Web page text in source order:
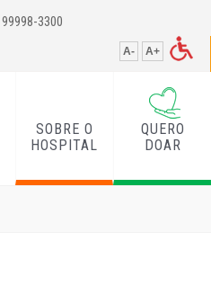
3300
A- A+
SOBRE O
HOSPITAL
QUERO
DOAR